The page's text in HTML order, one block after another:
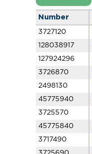
Number
3727120
128038917
127924296
3726870
2498130
45775940
3725570
45775840
3717490